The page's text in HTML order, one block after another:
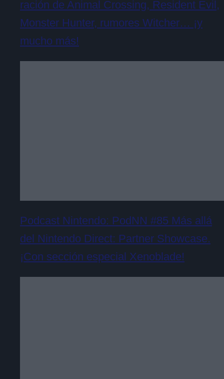
ración de Animal Crossing, Resident Evil,
Monster Hunter, rumores Witcher… ¡y
mucho más!
Podcast Nintendo: PodNN #85 Más allá
del Nintendo Direct: Partner Showcase.
¡Con sección especial Xenoblade!